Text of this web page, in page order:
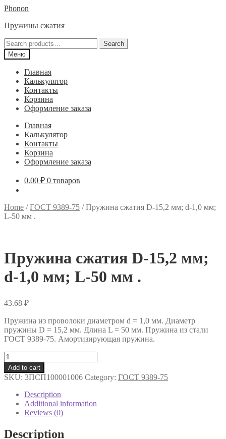
Перейти
навигации
Перейти
содержимому
Phonon
Пружины сжатия
Search
for:
Search
Меню
Главная
Калькулятор
Контакты
Корзина
Оформление заказа
Главная
Калькулятор
Контакты
Корзина
Оформление заказа
0.00 ₽ 0 товаров
Home /ГОСТ 9389-75 /Пружина сжатия D-15,2 мм; d-1,0 мм;
L-50 мм .
Пружина сжатия D-15,2 мм;
d-1,0 мм; L-50 мм .
43.68 ₽
Пружина из проволоки диаметром d = 1,0 мм. Диаметр
пружины D = 15,2 мм. Длина L = 50 мм. Пружина из стали
ГОСТ 9389-75. Амортизирующая пружина.
Пружина
сжатия
D-
15,2
L-
50
Add to cart
SKU: 3ПСП100001006 Category: ГОСТ 9389-75
Description
Additional information
Reviews (0)
Description